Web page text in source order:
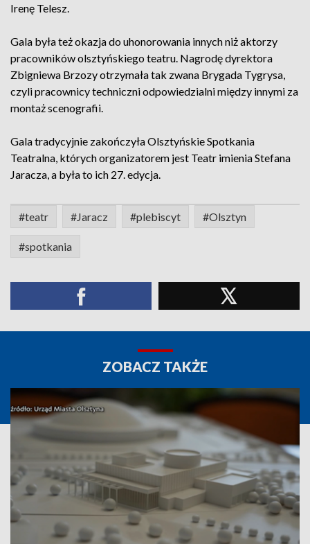
Irenę Telesz.
Gala była też okazja do uhonorowania innych niż aktorzy
pracowników olsztyńskiego teatru. Nagrodę dyrektora
Zbigniewa Brzozy otrzymała tak zwana Brygada Tygrysa,
czyli pracownicy techniczni odpowiedzialni między innymi za
montaż scenografii.
Gala tradycyjnie zakończyła Olsztyńskie Spotkania
Teatralna, których organizatorem jest Teatr imienia Stefana
Jaracza, a była to ich 27. edycja.
#teatr #Jaracz #plebiscyt #Olsztyn
#spotkania
ZOBACZ TAKŻE